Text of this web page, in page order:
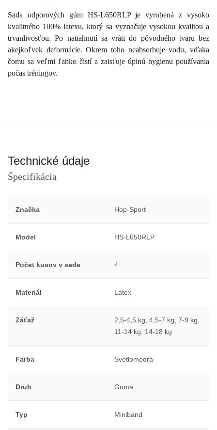
Sada odporových gúm HS-L650RLP je vyrobená z vysoko
kvalitného 100% latexu, ktorý sa vyznačuje vysokou kvalitou a
trvanlivosťou. Po natiahnutí sa vráti do pôvodného tvaru bez
akejkoľvek deformácie. Okrem toho neabsorbuje vodu, vďaka
čomu sa veľmi ľahko čistí a zaisťuje úplnú hygienu používania
počas tréningov.
Technické údaje
Špecifikácia
Značka Hop-Sport
Model HS-L650RLP
Počet kusov v sade 4
Materiál Latex
Záťaž
2,5-4,5 kg, 4,5-7 kg, 7-9 kg,
11-14 kg, 14-18 kg
Farba Svetlomodrá
Druh Guma
Typ Miniband